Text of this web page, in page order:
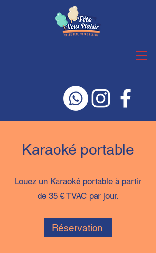
Karaoké portable
Louez un Karaoké portable à partir
de 35 € TVAC par jour.
Réservation